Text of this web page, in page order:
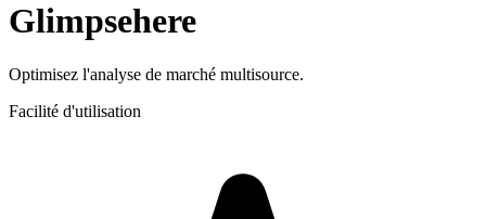
Glimpsehere
Optimisez l'analyse de marché multisource.
Facilité d'utilisation